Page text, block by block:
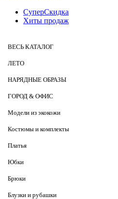
СуперСкидка
Хиты продаж
ВЕСЬ КАТАЛОГ
ЛЕТО
НАРЯДНЫЕ ОБРАЗЫ
ГОРОД & ОФИС
Модели из экокожи
Костюмы и комплекты
Платья
Юбки
Брюки
Блузки и рубашки